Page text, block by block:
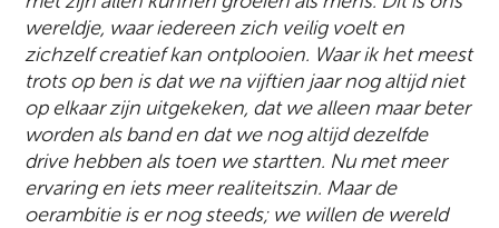
wereldje, waar iedereen zich veilig voelt en
zichzelf creatief kan ontplooien. Waar ik het meest
trots op ben is dat we na vijftien jaar nog altijd niet
op elkaar zijn uitgekeken, dat we alleen maar beter
worden als band en dat we nog altijd dezelfde
drive hebben als toen we startten. Nu met meer
ervaring en iets meer realiteitszin. Maar de
oerambitie is er nog steeds; we willen de wereld